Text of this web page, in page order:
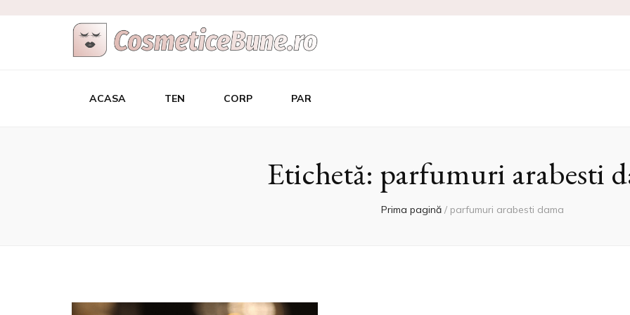
Cele Mai Bune Produse
ACASA TEN CORP PAR
Etichetă: parfumuri arabesti
Prima pagină / parfumuri arabesti dama